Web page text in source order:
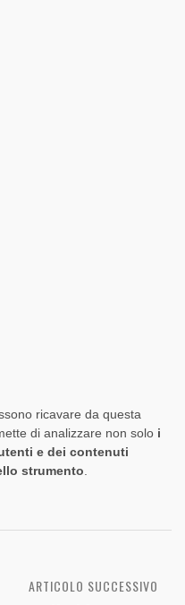
ricavare da questa
di analizzare non solo i
e dei contenuti
strumento.
ARTICOLO SUCCESSIVO